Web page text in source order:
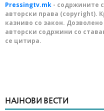
Pressingtv.mk - содржините
авторски права (copyright).
казниво со закон.
авторски содржини со
се цитира.
НАЈНОВИ ВЕСТИ